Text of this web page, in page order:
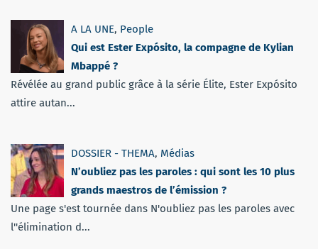
A LA UNE, People
Qui est Ester Expósito, la compagne de Kylian
Mbappé ?
Révélée au grand public grâce à la série Élite, Ester Expósito
attire autan...
DOSSIER - THEMA, Médias
N’oubliez pas les paroles : qui sont les 10 plus
grands maestros de l’émission ?
Une page s'est tournée dans N'oubliez pas les paroles avec
l''élimination d...